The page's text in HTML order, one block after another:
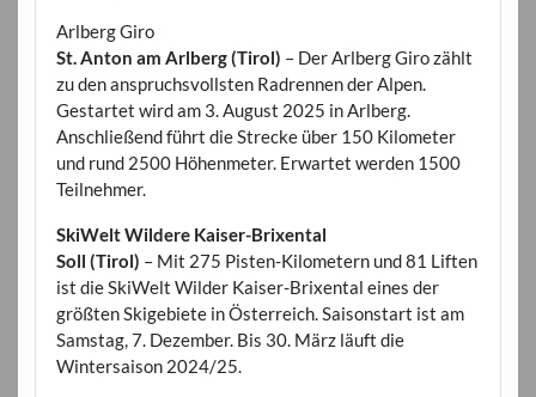
Arlberg Giro
St. Anton am Arlberg (Tirol) – Der Arlberg Giro zählt
zu den anspruchsvollsten Radrennen der Alpen.
Gestartet wird am 3. August 2025 in Arlberg.
Anschließend führt die Strecke über 150 Kilometer
und rund 2500 Höhenmeter. Erwartet werden 1500
Teilnehmer.
SkiWelt Wildere Kaiser-Brixental
Soll (Tirol) – Mit 275 Pisten-Kilometern und 81 Liften
ist die SkiWelt Wilder Kaiser-Brixental eines der
größten Skigebiete in Österreich. Saisonstart ist am
Samstag, 7. Dezember. Bis 30. März läuft die
Wintersaison 2024/25.